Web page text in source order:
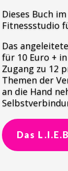
Dieses Buch
Fitnessstudio
Das
für 10 Euro +
Zugang zu 12
Themen der
an die Hand
Das